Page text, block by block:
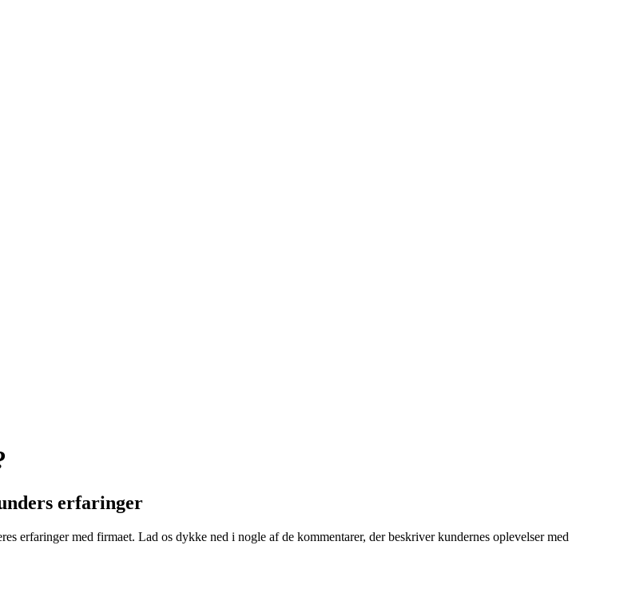
erfaringer
erfaringer med firmaet. Lad os dykke ned i nogle af de kommentarer, der beskriver kundernes oplevelser med